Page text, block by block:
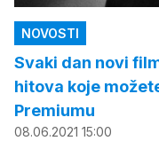
NOVOSTI
Svaki dan novi
hitova koje
Premiumu
08.06.2021 15:00